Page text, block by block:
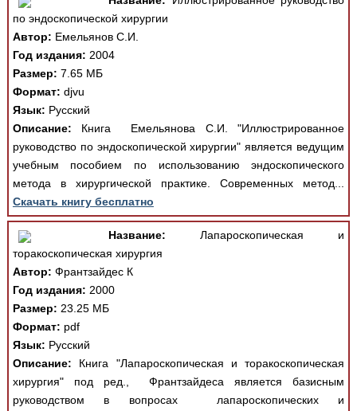
по эндоскопической хирургии
Автор: Емельянов С.И.
Год издания: 2004
Размер: 7.65 МБ
Формат: djvu
Язык: Русский
Описание: Книга Емельянова С.И. "Иллюстрированное
руководство по эндоскопической хирургии" является ведущим
учебным пособием по использованию эндоскопического
метода в хирургической практике. Современных метод...
Скачать книгу бесплатно
Название: Лапароскопическая и
торакоскопическая хирургия
Автор: Франтзайдес К
Год издания: 2000
Размер: 23.25 МБ
Формат: pdf
Язык: Русский
Описание: Книга "Лапароскопическая и торакоскопическая
хирургия" под ред., Франтзайдеса является базисным
руководством в вопросах лапароскопических и